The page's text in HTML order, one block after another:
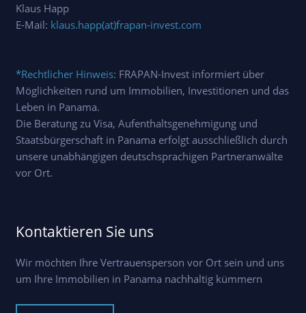
Klaus Happ
E-Mail: klaus.happ(at)frapan-invest.com
*Rechtlicher Hinweis: FRAPAN-Invest informiert über
Möglichkeiten rund um Immobilien, Investitionen und das
Leben in Panama.
Die Beratung zu Visa, Aufenthaltsgenehmigung und
Staatsbürgerschaft in Panama erfolgt ausschließlich durch
unsere unabhängigen deutschsprachigen Partneranwälte
vor Ort.
Kontaktieren Sie uns
Wir möchten Ihre Vertrauensperson vor Ort sein und uns
um Ihre Immobilien in Panama nachhaltig kümmern